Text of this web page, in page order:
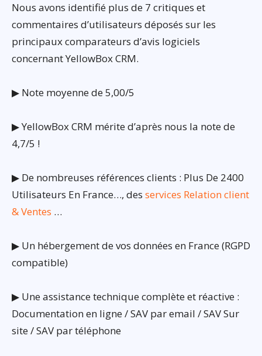
Nous avons identifié plus de 7 critiques et
commentaires d’utilisateurs déposés sur les
principaux comparateurs d’avis logiciels
concernant YellowBox CRM.
▶ Note moyenne de 5,00/5
▶ YellowBox CRM mérite d’après nous la note de
4,7/5 !
▶ De nombreuses références clients : Plus De 2400
Utilisateurs En France…, des services Relation client
& Ventes …
▶ Un hébergement de vos données en France (RGPD
compatible)
▶ Une assistance technique complète et réactive :
Documentation en ligne / SAV par email / SAV Sur
site / SAV par téléphone